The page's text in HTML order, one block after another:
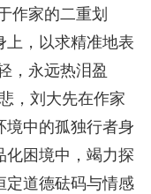
作家的二重划
上，以求精准地表
，永远热泪盈
，刘大先在作家
境中的孤独行者身
化困境中，竭力探
定道德砝码与情感